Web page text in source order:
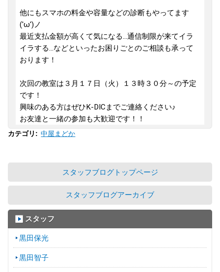
他にもスマホの料金や容量などの診断もやってます
('ω')ノ
最近支払金額が高くて気になる...通信制限が来てイラ
イラする...などといったお困りごとのご相談も承って
おります！
次回の教室は３月１７日（火）１３時３０分～の予定
です！
興味のある方はぜひK-DICまでご連絡ください♪
お友達と一緒の参加も大歓迎です！！
カテゴリ : 中屋まどか
スタッフブログトップページ
スタッフブログアーカイブ
スタッフ
黒田保光
黒田智子